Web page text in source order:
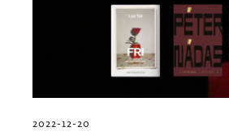
2022-12-20